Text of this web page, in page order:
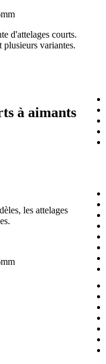
d'attelages courts.
plusieurs variantes.
à aimants
les attelages